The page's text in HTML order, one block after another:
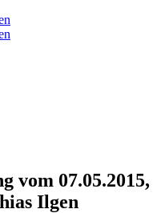
vom 07.05.2015,
Ilgen